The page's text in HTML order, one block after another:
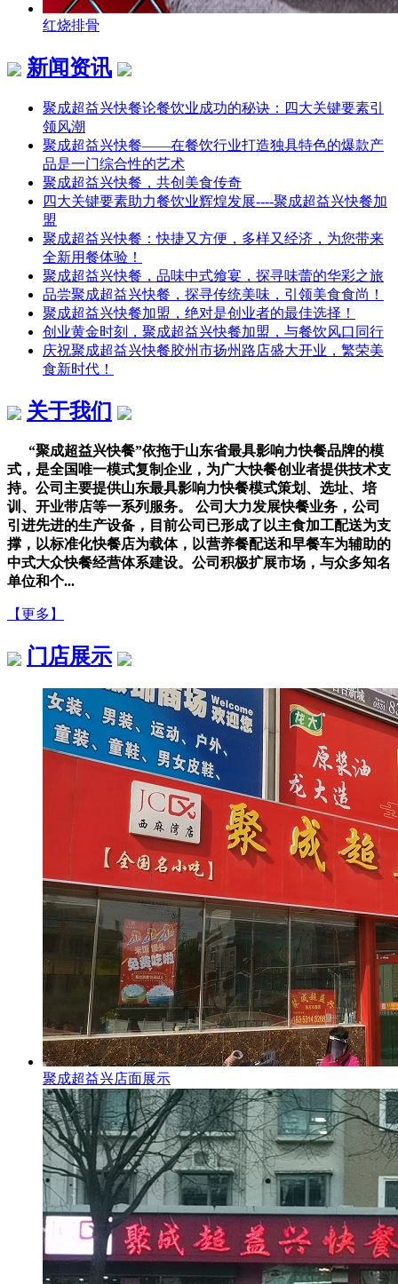
红烧排骨
新闻资讯
聚成超益兴快餐论餐饮业成功的秘诀：四大关键要素引
领风潮
聚成超益兴快餐——在餐饮行业打造独具特色的爆款产
品是一门综合性的艺术
聚成超益兴快餐，共创美食传奇
四大关键要素助力餐饮业辉煌发展----聚成超益兴快餐加
盟
聚成超益兴快餐：快捷又方便，多样又经济，为您带来
全新用餐体验！
聚成超益兴快餐，品味中式飨宴，探寻味蕾的华彩之旅
品尝聚成超益兴快餐，探寻传统美味，引领美食食尚！
聚成超益兴快餐加盟，绝对是创业者的最佳选择！
创业黄金时刻，聚成超益兴快餐加盟，与餐饮风口同行
庆祝聚成超益兴快餐胶州市扬州路店盛大开业，繁荣美
食新时代！
关于我们
“聚成超益兴快餐”依拖于山东省最具影响力快餐品牌的模
式，是全国唯一模式复制企业，为广大快餐创业者提供技术支
持。公司主要提供山东最具影响力快餐模式策划、选址、培
训、开业带店等一系列服务。 公司大力发展快餐业务，公司
引进先进的生产设备，目前公司已形成了以主食加工配送为支
撑，以标准化快餐店为载体，以营养餐配送和早餐车为辅助的
中式大众快餐经营体系建设。公司积极扩展市场，与众多知名
单位和个...
【更多】
门店展示
聚成超益兴店面展示